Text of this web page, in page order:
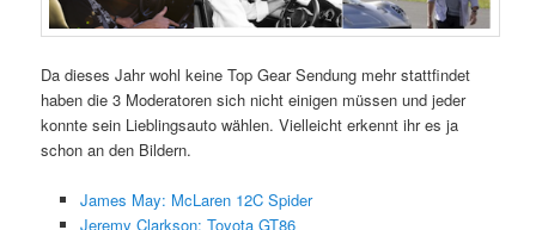
Da dieses Jahr wohl keine Top Gear Sendung mehr stattfindet
haben die 3 Moderatoren sich nicht einigen müssen und jeder
konnte sein Lieblingsauto wählen. Vielleicht erkennt ihr es ja
schon an den Bildern.
James May: McLaren 12C Spider
Jeremy Clarkson: Toyota GT86